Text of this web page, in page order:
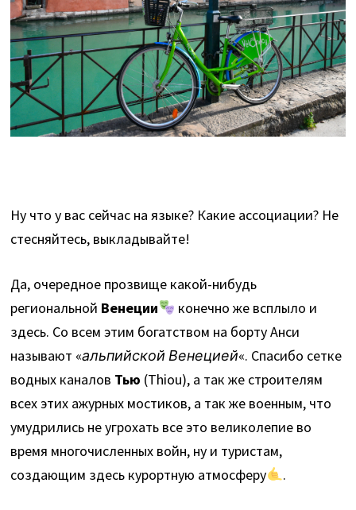
Ну что у вас сейчас на языке? Какие ассоциации? Не
стесняйтесь, выкладывайте!
Да, очередное прозвище какой-нибудь
региональной Венеции
конечно же всплыло и
здесь. Со всем этим богатством на борту Анси
называют «альпийской Венецией«. Спасибо сетке
водных каналов Тью (Thiou), а так же строителям
всех этих ажурных мостиков, а так же военным, что
умудрились не угрохать все это великолепие во
время многочисленных войн, ну и туристам,
создающим здесь курортную атмосферу
.